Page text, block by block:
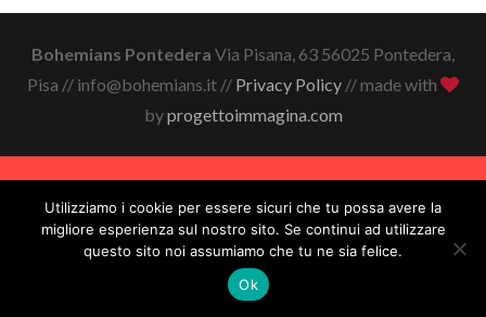
Bohemians Pontedera Via Pisana, 63 56025 Pontedera,
Pisa // info@bohemians.it // Privacy Policy// made with
byprogettoimmagina.com
Utilizziamo i cookie per essere sicuri che tu possa avere la
migliore esperienza sul nostro sito. Se continui ad utilizzare
questo sito noi assumiamo che tu ne sia felice.
Ok